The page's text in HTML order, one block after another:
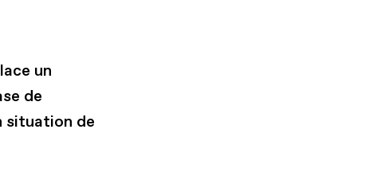
un
de
situation de